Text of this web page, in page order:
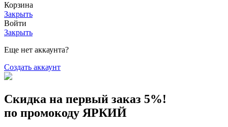
Корзина
Закрыть
Войти
Закрыть
Еще нет аккаунта?
Создать аккаунт
Скидка на первый заказ 5%!
по промокоду ЯРКИЙ